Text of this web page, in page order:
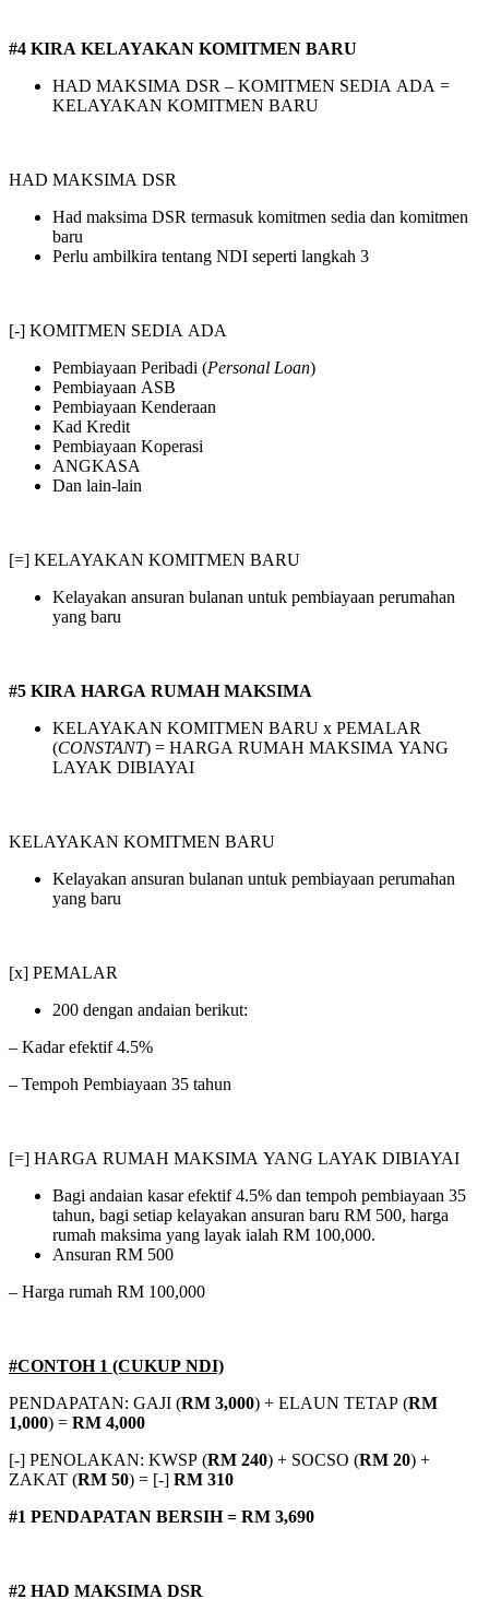
#4 KIRA KELAYAKAN KOMITMEN BARU
HAD MAKSIMA DSR – KOMITMEN SEDIA ADA =
KELAYAKAN KOMITMEN BARU
HAD MAKSIMA DSR
Had maksima DSR termasuk komitmen sedia dan komitmen
baru
Perlu ambilkira tentang NDI seperti langkah 3
[-] KOMITMEN SEDIA ADA
Pembiayaan Peribadi (Personal Loan)
Pembiayaan ASB
Pembiayaan Kenderaan
Kad Kredit
Pembiayaan Koperasi
ANGKASA
Dan lain-lain
[=] KELAYAKAN KOMITMEN BARU
Kelayakan ansuran bulanan untuk pembiayaan perumahan
yang baru
#5 KIRA HARGA RUMAH MAKSIMA
KELAYAKAN KOMITMEN BARU x PEMALAR
(CONSTANT) = HARGA RUMAH MAKSIMA YANG
LAYAK DIBIAYAI
KELAYAKAN KOMITMEN BARU
Kelayakan ansuran bulanan untuk pembiayaan perumahan
yang baru
[x] PEMALAR
200 dengan andaian berikut:
– Kadar efektif 4.5%
– Tempoh Pembiayaan 35 tahun
[=] HARGA RUMAH MAKSIMA YANG LAYAK DIBIAYAI
Bagi andaian kasar efektif 4.5% dan tempoh pembiayaan 35
tahun, bagi setiap kelayakan ansuran baru RM 500, harga
rumah maksima yang layak ialah RM 100,000.
Ansuran RM 500
– Harga rumah RM 100,000
#CONTOH 1 (CUKUP NDI)
PENDAPATAN: GAJI (RM 3,000) + ELAUN TETAP (RM
1,000) = RM 4,000
[-] PENOLAKAN: KWSP (RM 240) + SOCSO (RM 20) +
ZAKAT (RM 50) = [-] RM 310
#1 PENDAPATAN BERSIH = RM 3,690
#2 HAD MAKSIMA DSR